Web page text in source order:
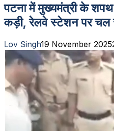
पटना में मुख्यमंत्री के
कड़ी, रेलवे स्टेशन पर चल
Lov Singh19 November 2025